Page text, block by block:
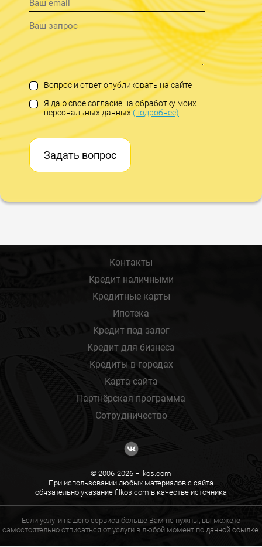
Вопрос и ответ опубликовать на сайте
Я даю свое согласие на обработку моих
персональных данных(подробнее)
Задать вопрос
Контакты
Кредит наличными
Кредитные карты
Ипотека
Кредит под залог
Кредит для бизнеса
Кредиты в городах
Карта сайта
Партнёрская программа
Сотрудничество
© 2006-2026 Filkos.com
При использовании любых материалов с сайта
обязательно указание filkos.com в качестве источника
Если услуги нашего сервиса больше Вам не нужны, вы можете
самостоятельно отписаться от услуги в любой момент по данной ссылке.